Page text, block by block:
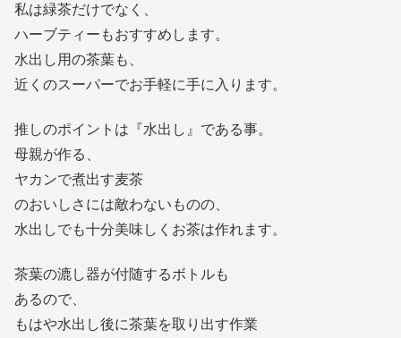
私は緑茶だけでなく、
ハーブティーもおすすめします。
水出し用の茶葉も、
近くのスーパーでお手軽に手に入ります。
推しのポイントは『水出し』である事。
母親が作る、
ヤカンで煮出す麦茶
のおいしさには敵わないものの、
水出しでも十分美味しくお茶は作れます。
茶葉の漉し器が付随するボトルも
あるので、
もはや水出し後に茶葉を取り出す作業